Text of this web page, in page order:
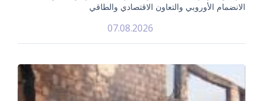
الانضمام الأوروبي والتعاون الاقتصادي والطاقي
07.08.2026